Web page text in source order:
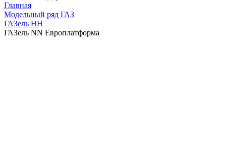
Главная
Модельный ряд ГАЗ
ГАЗель НН
ГАЗель NN Европлатформа